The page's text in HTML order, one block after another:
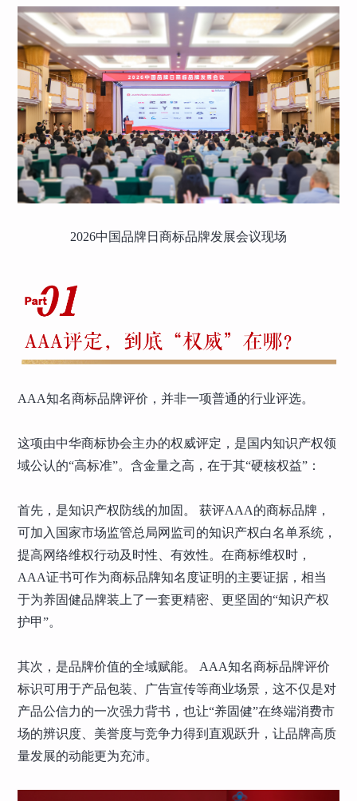
2026中国品牌日商标品牌发展会议现场
AAA知名商标品牌评价，并非一项普通的行业评选。
这项由中华商标协会主办的权威评定，是国内知识产权领
域公认的“高标准”。含金量之高，在于其“硬核权益”：
首先，是知识产权防线的加固。 获评AAA的商标品牌，
可加入国家市场监管总局网监司的知识产权白名单系统，
提高网络维权行动及时性、有效性。在商标维权时，
AAA证书可作为商标品牌知名度证明的主要证据，相当
于为养固健品牌装上了一套更精密、更坚固的“知识产权
护甲”。
其次，是品牌价值的全域赋能。 AAA知名商标品牌评价
标识可用于产品包装、广告宣传等商业场景，这不仅是对
产品公信力的一次强力背书，也让“养固健”在终端消费市
场的辨识度、美誉度与竞争力得到直观跃升，让品牌高质
量发展的动能更为充沛。